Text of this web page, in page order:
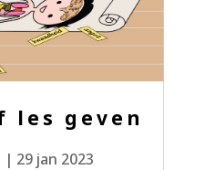
geven
| 29 jan 2023